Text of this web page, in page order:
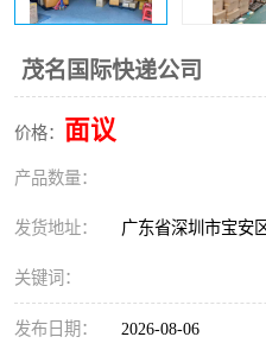
茂名国际快递公司
价格： 面议
产品数量：
发货地址： 广东省深圳市宝安
关键词：
发布日期： 2026-08-06